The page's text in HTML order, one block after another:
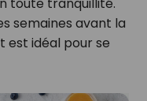
toute tranquillité.
semaines avant la
est idéal pour se